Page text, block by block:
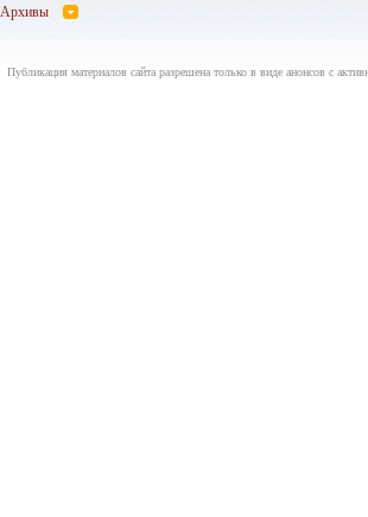
Архивы
Публикация материалов сайта разрешена только в виде анонсов с